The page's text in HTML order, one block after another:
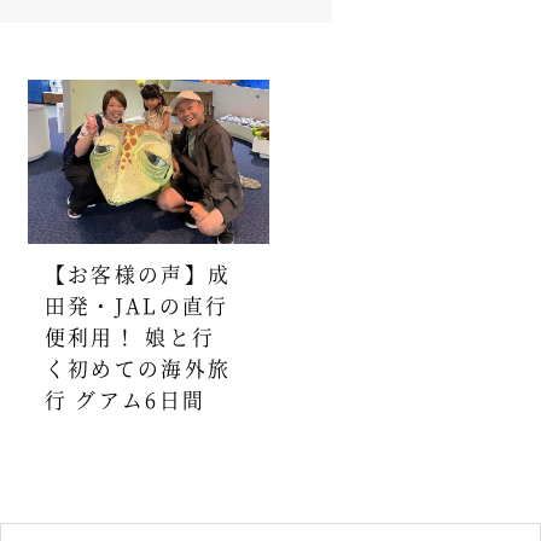
【お客様の声】成
田発・JALの直行
便利用！ 娘と行
く初めての海外旅
行 グアム6日間